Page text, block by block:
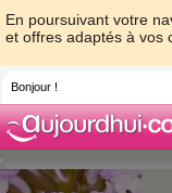
En poursuivant votre
et offres adaptés à vos
Bonjour !